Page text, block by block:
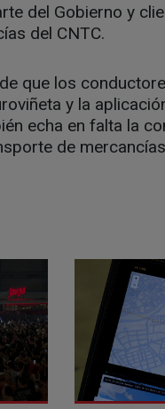
del Gobierno y
del CNTC.
que los
y la
echa en falta la
de